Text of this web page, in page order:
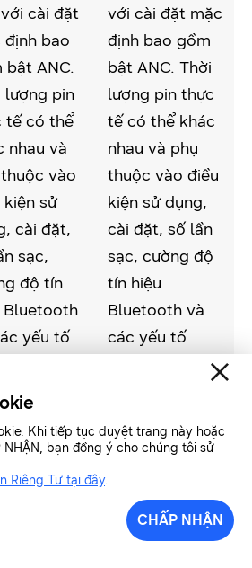
cài đặt
định bao
bật ANC.
lượng pin
tế có thể
nhau và
vào
kiện sử
cài đặt,
sạc,
độ tín
Bluetooth
yếu tố
định đề
của
Buds4
với cài đặt mặc
định bao gồm
bật ANC. Thời
lượng pin thực
tế có thể khác
nhau và phụ
thuộc vào điều
kiện sử dụng,
cài đặt, số lần
sạc, cường độ
tín hiệu
Bluetooth và
các yếu tố
ban đầu của
Pro khi mới ra
mắt, chỉ đơn
Khi tiếp tục duyệt trang này hoặc
NHẬN, bạn đồng ý cho chúng tôi sử
Riêng Tư tại đây.
CHẤP NHẬN